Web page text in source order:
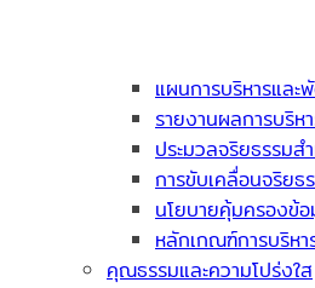
แผนการบริหารแล
รายงานผลการบริ
ประมวลจริยธรรมส
การขับเคลื่อนจริยธ
นโยบายคุ้มครองข้
หลักเกณฑ์การบริห
คุณธรรมและความโปร่งใส